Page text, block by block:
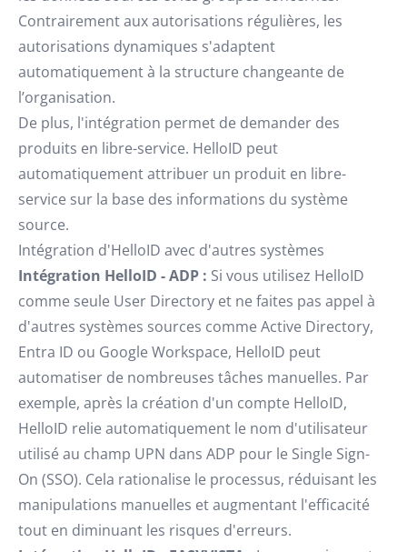
Contrairement aux autorisations régulières, les
autorisations dynamiques s'adaptent
automatiquement à la structure changeante de
l’organisation.
De plus, l'intégration permet de demander des
produits en libre-service. HelloID peut
automatiquement attribuer un produit en libre-
service sur la base des informations du système
source.
Intégration d'HelloID avec d'autres systèmes
Intégration HelloID - ADP : Si vous utilisez HelloID
comme seule User Directory et ne faites pas appel à
d'autres systèmes sources comme Active Directory,
Entra ID ou Google Workspace, HelloID peut
automatiser de nombreuses tâches manuelles. Par
exemple, après la création d'un compte HelloID,
HelloID relie automatiquement le nom d'utilisateur
utilisé au champ UPN dans ADP pour le Single Sign-
On (SSO). Cela rationalise le processus, réduisant les
manipulations manuelles et augmentant l'efficacité
tout en diminuant les risques d'erreurs.